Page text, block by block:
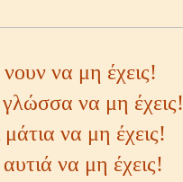
να μη έχεις!
να μη έχεις!
να μη έχεις!
να μη έχεις!